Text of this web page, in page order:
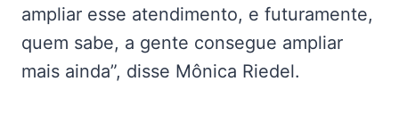
ampliar esse atendimento, e futuramente,
quem sabe, a gente consegue ampliar
mais ainda”, disse Mônica Riedel.